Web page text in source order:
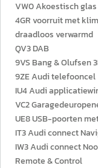
VW0 Akoestisch
4GR voorruit met
draadloos verwarmd
QV3 DAB
9VS Bang & Olufsen
9ZE Audi telefooncel
IU4 Audi
VC2
UE8 USB-poorten
IT3 Audi connect
IW3 Audi connect
Remote & Control